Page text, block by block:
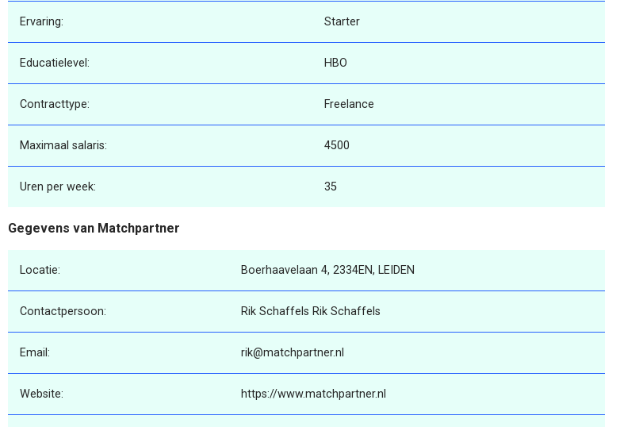
Ervaring: Starter
Educatielevel: HBO
Contracttype: Freelance
Maximaal salaris: 4500
Uren per week: 35
Gegevens van Matchpartner
Locatie: Boerhaavelaan 4, 2334EN, LEIDEN
Contactpersoon: Rik Schaffels Rik Schaffels
Email: rik@matchpartner.nl
Website: https://www.matchpartner.nl